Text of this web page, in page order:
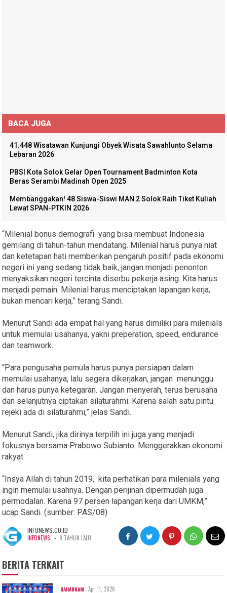
BACA JUGA
41.448 Wisatawan Kunjungi Obyek Wisata Sawahlunto Selama
Lebaran 2026
PBSI Kota Solok Gelar Open Tournament Badminton Kota
Beras Serambi Madinah Open 2025
Membanggakan! 48 Siswa-Siswi MAN 2 Solok Raih Tiket Kuliah
Lewat SPAN-PTKIN 2026
“Milenial bonus demografi yang bisa membuat Indonesia
gemilang di tahun-tahun mendatang. Milenial harus punya niat
dan ketetapan hati memberikan pengaruh positif pada ekonomi
negeri ini yang sedang tidak baik, jangan menjadi penonton
menyaksikan negeri tercinta diserbu pekerja asing. Kita harus
menjadi pemain. Milenial harus menciptakan lapangan kerja,
bukan mencari kerja,” terang Sandi.
Menurut Sandi ada empat hal yang harus dimiliki para milenials
untuk memulai usahanya, yakni preperation, speed, endurance
dan teamwork.
“Para pengusaha pemula harus punya persiapan dalam
memulai usahanya, lalu segera dikerjakan, jangan menunggu
dan harus punya ketegaran. Jangan menyerah, terus berusaha
dan selanjutnya ciptakan silaturahmi. Karena salah satu pintu
rejeki ada di silaturahmi,” jelas Sandi.
Menurut Sandi, jika dirinya terpilih ini juga yang menjadi
fokusnya bersama Prabowo Subianto. Menggerakkan ekonomi
rakyat.
“Insya Allah di tahun 2019, kita perhatikan para milenials yang
ingin memulai usahnya. Dengan perijinan dipermudah juga
permodalan. Karena 97 persen lapangan kerja dari UMKM,”
ucap Sandi. (sumber: PAS/08)
INFONEWS.CO.ID
INFONEWS - 8 TAHUN LALU
BERITA TERKAIT
BAHARKAM Apr 11, 2026